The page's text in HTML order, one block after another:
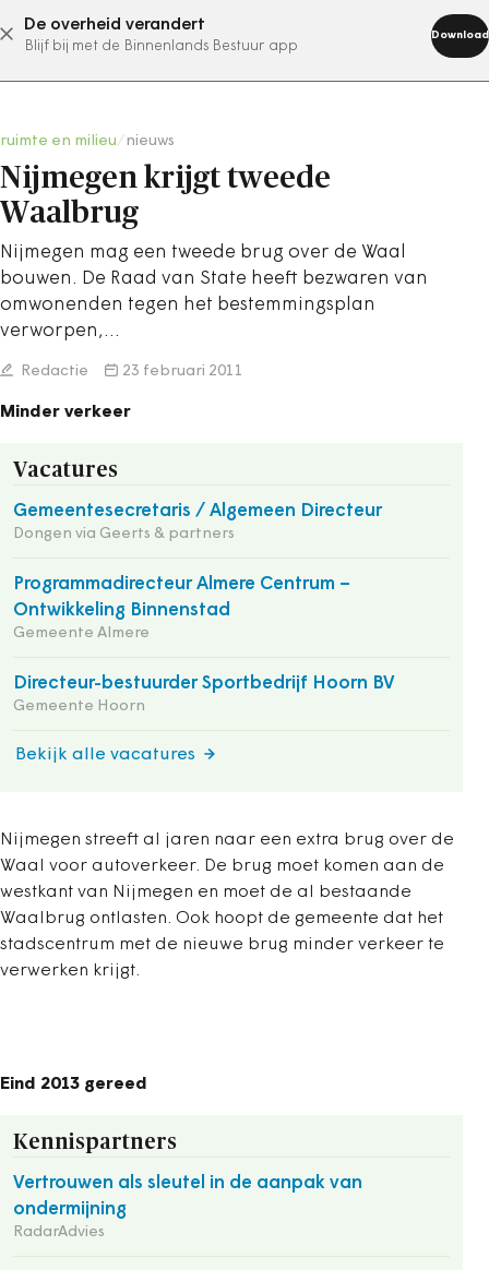
De overheid verandert
Blijf bij met de Binnenlands Bestuur app
Download
abonneer nu
ruimte en milieu nieuws
Nijmegen krijgt tweede
Waalbrug
Nijmegen mag een tweede brug over de Waal
bouwen. De Raad van State heeft bezwaren van
omwonenden tegen het bestemmingsplan
verworpen,…
Redactie 23 februari 2011
Minder verkeer
Vacatures
Gemeentesecretaris / Algemeen Directeur
Dongen via Geerts & partners
Programmadirecteur Almere Centrum –
Ontwikkeling Binnenstad
Gemeente Almere
Directeur-bestuurder Sportbedrijf Hoorn BV
Gemeente Hoorn
Bekijk alle vacatures
Nijmegen streeft al jaren naar een extra brug over de
Waal voor autoverkeer. De brug moet komen aan de
westkant van Nijmegen en moet de al bestaande
Waalbrug ontlasten. Ook hoopt de gemeente dat het
stadscentrum met de nieuwe brug minder verkeer te
verwerken krijgt.
Eind 2013 gereed
Kennispartners
Vertrouwen als sleutel in de aanpak van
ondermijning
RadarAdvies